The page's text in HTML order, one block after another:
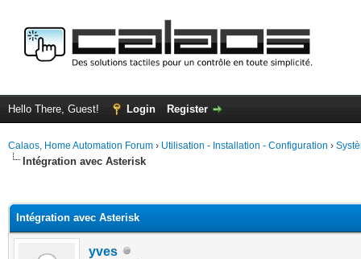
Hello There, Guest! Login Register
Calaos, Home Automation Forum › Utilisation - Installation - Configuration ›
Intégration avec Asterisk
Intégration avec Asterisk
yves